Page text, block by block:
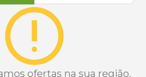
ofertas na sua região,